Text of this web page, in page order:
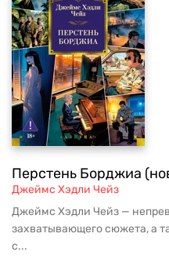
Перстень Борджиа
Джеймс Хэдли Чейз
Джеймс Хэдли Чейз —
захватывающего сюжета, а
с...